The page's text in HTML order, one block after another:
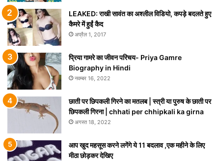
LEAKED: राखी सावंत का अश्लील विडियो, कपड़े बदलते हुए
कैमरे में हुईं कैद
अप्रैल 1, 2017
प्रिया गामरे का जीवन परिचय- Priya Gamre
Biography in Hindi
नवम्बर 16, 2022
छाती पर छिपकली गिरने का मतलब | स्त्री या पुरुष के छाती पर
छिपकली गिरना | chhati per chhipkali ka girna
अगस्त 18, 2022
आप खुद महसूस करने लगेंगे ये 11 बदलाव ,एक महीने के लिए
मीठा छोड़कर देखिए